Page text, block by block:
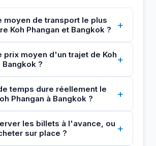
moyen de transport le plus
Koh Phangan et Bangkok ?
+
prix moyen d'un trajet de Koh
Bangkok ?
+
temps dure réellement le
Phangan à Bangkok ?
+
les billets à l'avance, ou
sur place ?
+